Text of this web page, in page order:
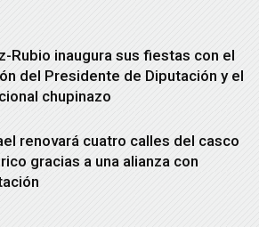
Rubio inaugura sus fiestas con el
del Presidente de Diputación y el
chupinazo
renovará cuatro calles del casco
gracias a una alianza con